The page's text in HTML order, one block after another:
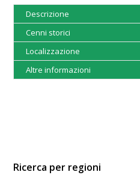
Descrizione
Cenni storici
Localizzazione
Altre informazioni
Ricerca per regioni